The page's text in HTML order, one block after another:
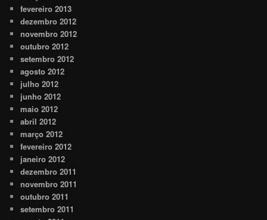
fevereiro 2013
dezembro 2012
novembro 2012
outubro 2012
setembro 2012
agosto 2012
julho 2012
junho 2012
maio 2012
abril 2012
março 2012
fevereiro 2012
janeiro 2012
dezembro 2011
novembro 2011
outubro 2011
setembro 2011